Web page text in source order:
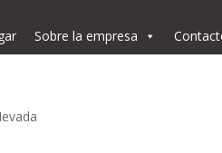
Sobre la empresa